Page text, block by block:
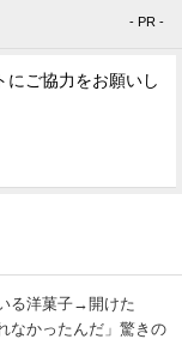
- PR -
にご協力をお願いし
る洋菓子→開けた
かったんだ」驚きの